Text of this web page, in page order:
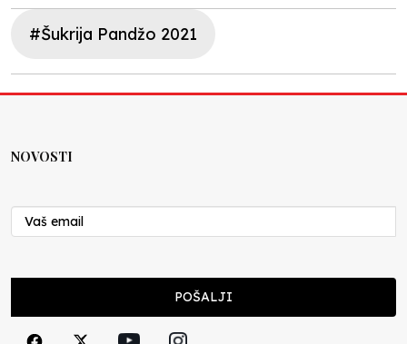
#Šukrija Pandžo 2021
NOVOSTI
POŠALJI